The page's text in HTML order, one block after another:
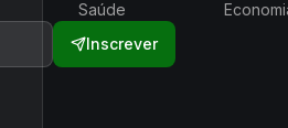
Inscrever
Saúde